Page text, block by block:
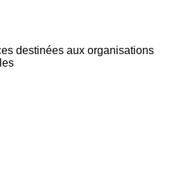
destinées aux organisations